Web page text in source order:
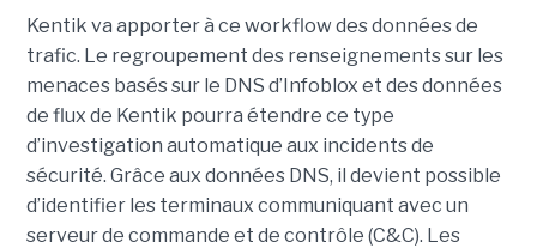
Kentik va apporter à ce workflow des données de
trafic. Le regroupement des renseignements sur les
menaces basés sur le DNS d’Infoblox et des données
de flux de Kentik pourra étendre ce type
d’investigation automatique aux incidents de
sécurité. Grâce aux données DNS, il devient possible
d’identifier les terminaux communiquant avec un
serveur de commande et de contrôle (C&C). Les